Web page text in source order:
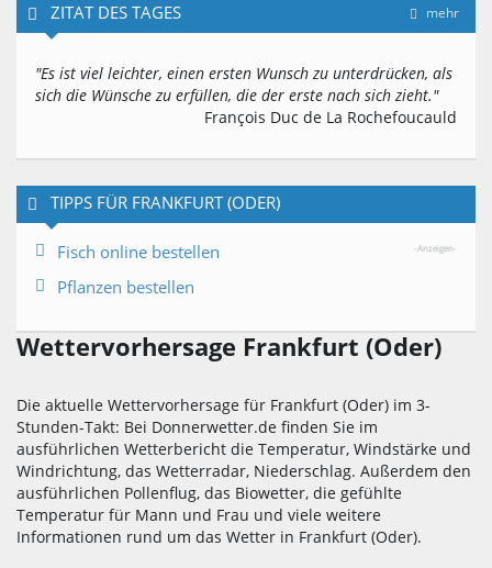
mehr
ZITAT DES TAGES
"Es ist viel leichter, einen ersten Wunsch zu unterdrücken, als
sich die Wünsche zu erfüllen, die der erste nach sich zieht."
François Duc de La Rochefoucauld
TIPPS FÜR FRANKFURT (ODER)
-Anzeigen-
Fisch online bestellen
Pflanzen bestellen
Wettervorhersage Frankfurt (Oder)
Die aktuelle Wettervorhersage für Frankfurt (Oder) im 3-
Stunden-Takt: Bei Donnerwetter.de finden Sie im
ausführlichen Wetterbericht die Temperatur, Windstärke und
Windrichtung, das Wetterradar, Niederschlag. Außerdem den
ausführlichen Pollenflug, das Biowetter, die gefühlte
Temperatur für Mann und Frau und viele weitere
Informationen rund um das Wetter in Frankfurt (Oder).